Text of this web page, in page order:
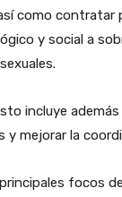
como contratar
y social a
incluye
y mejorar la
focos